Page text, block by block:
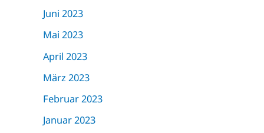
Juni 2023
Mai 2023
April 2023
März 2023
Februar 2023
Januar 2023